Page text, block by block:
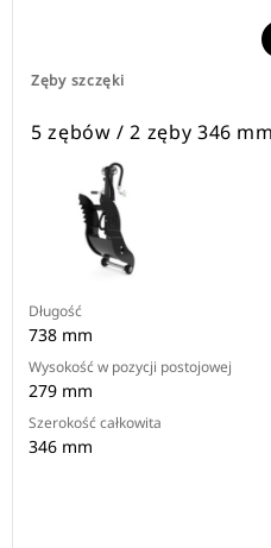
Zęby szczęki
5 zębów / 2 zęby 346
Długość
738 mm
Wysokość w pozycji postojowej
279 mm
Szerokość całkowita
346 mm